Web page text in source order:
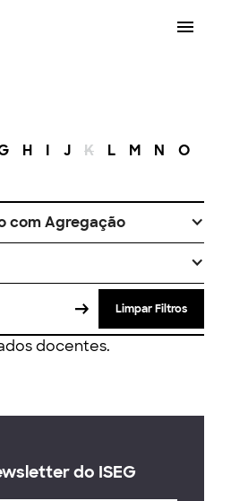
H I J K L M N O
com Agregação
Limpar Filtros
docentes.
do ISEG